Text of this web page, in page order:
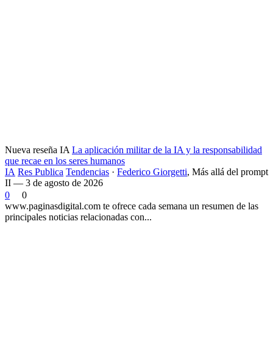
Nueva reseña IA La aplicación militar de la IA y la responsabilidad
que recae en los seres humanos
IA Res Publica Tendencias · Federico Giorgetti, Más allá del prompt
II — 3 de agosto de 2026
0
0
www.paginasdigital.com te ofrece cada semana un resumen de las
principales noticias relacionadas con...